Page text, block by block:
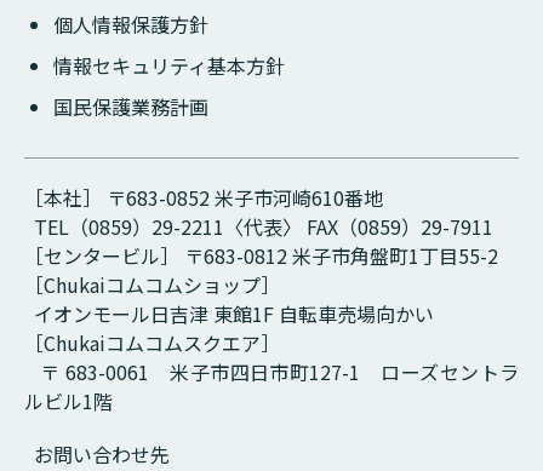
個人情報保護方針
情報セキュリティ基本方針
国民保護業務計画
［本社］ 〒683-0852 米子市河崎610番地
TEL（0859）29-2211〈代表〉 FAX（0859）29-7911
［センタービル］ 〒683-0812 米子市角盤町1丁目55-2
［Chukaiコムコムショップ］
イオンモール日吉津 東館1F 自転車売場向かい
［Chukaiコムコムスクエア］
〒 683-0061 米子市四日市町127-1 ローズセントラ
ルビル1階
お問い合わせ先